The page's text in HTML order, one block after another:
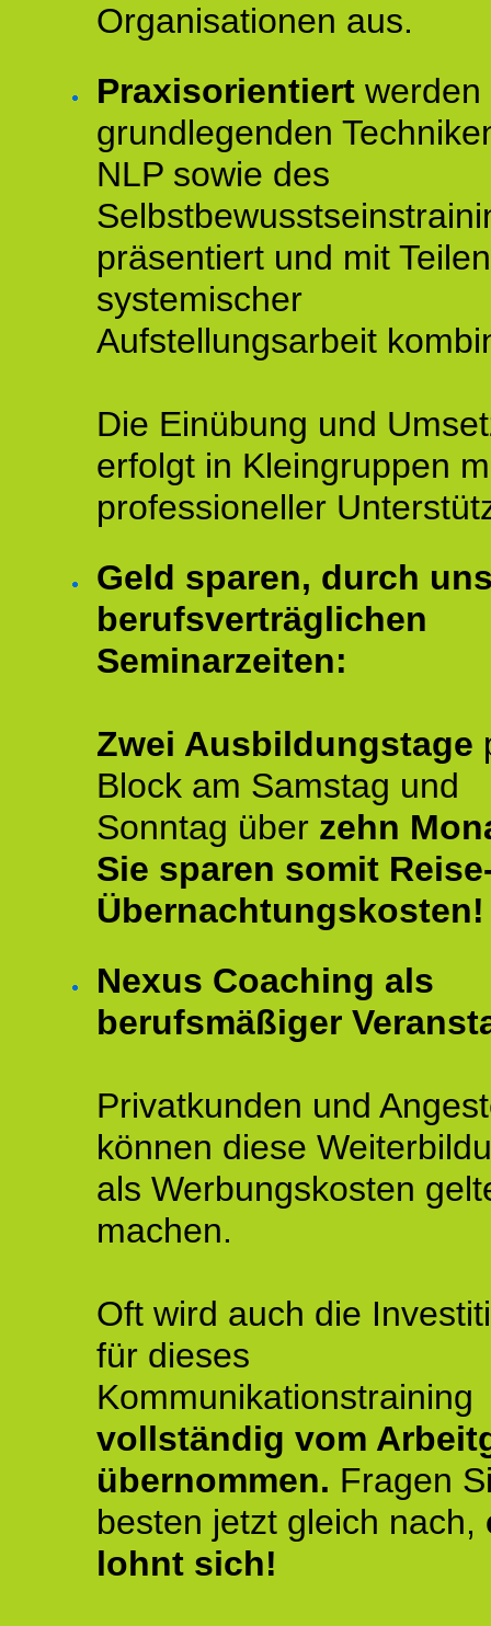
Organisationen aus.
Praxisorientiert werden
grundlegenden
NLP sowie des
präsentiert und mit Teilen
systemischer
Aufstellungsarbeit
Die Einübung und
erfolgt in Kleingruppen
professioneller
Geld sparen, durch
berufsverträglichen
Seminarzeiten:
Zwei Ausbildungstage
Block am Samstag und
Sonntag über zehn
Sie sparen somit
Übernachtungskosten!
Nexus Coaching als
berufsmäßiger
Privatkunden und
können diese
als Werbungskosten
machen.
Oft wird auch die
für dieses
Kommunikationstraining
vollständig vom
übernommen. Fragen
besten jetzt gleich nach,
lohnt sich!